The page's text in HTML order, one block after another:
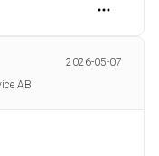
2026-05-07
AB